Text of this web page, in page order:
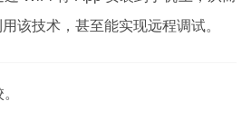
该技术，甚至能实现远程调试。